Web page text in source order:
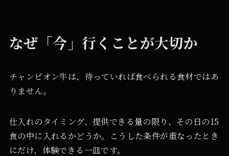
なぜ「今」行くことが大切か
チャンピオン牛は、待っていれば食べられる食材ではあ
りません。
仕入れのタイミング、提供できる量の限り、その日の15
食の中に入れるかどうか。こうした条件が重なったとき
にだけ、体験できる一皿です。